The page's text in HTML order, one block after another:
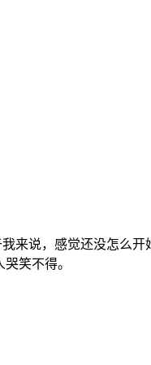
来说，感觉还没怎么
笑不得。